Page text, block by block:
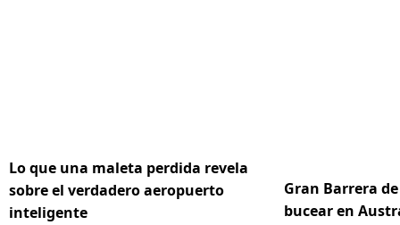
Lo que una maleta perdida revela
sobre el verdadero aeropuerto
inteligente
Gran Barrera
bucear en